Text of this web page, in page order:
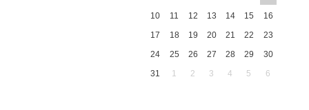
10
11 12 13 14 15
16
17
18 19 20 21 22
23
24
25 26 27 28 29
30
31
1 2 3 4 5 6